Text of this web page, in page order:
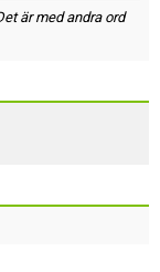
är med andra ord